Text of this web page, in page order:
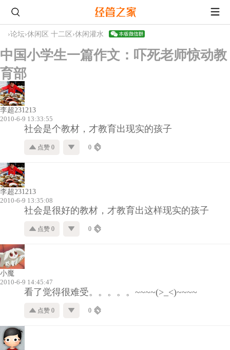
›论坛›休闲区 十二区 ›休闲灌水
中国小学生一篇作文：吓死老师惊动教
育部
李超231213
2010-6-9 13:33:55
社会是个教材，才教育出现实的孩子
点赞 0 0
李超231213
2010-6-9 13:35:08
社会是很好的教材，才教育出这样现实的孩子
点赞 0 0
小魔
2010-6-9 14:45:47
看了觉得很难受。。。。。~~~~(>_<)~~~~
点赞 0 0